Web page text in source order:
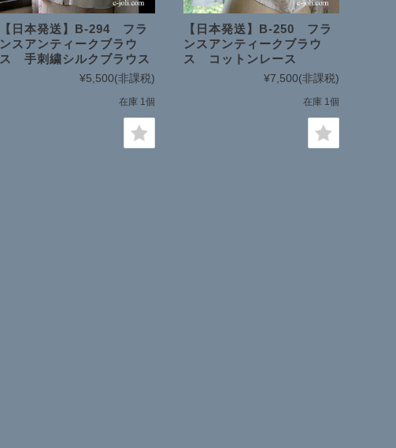
【日本発送】B-294 フラ
ンスアンティークブラウ
ス 手刺繍シルクブラウス
¥5,500(非課税)
在庫 1個
【日本発送】B-250 フラ
ンスアンティークブラウ
ス コットンレース
¥7,500(非課税)
在庫 1個